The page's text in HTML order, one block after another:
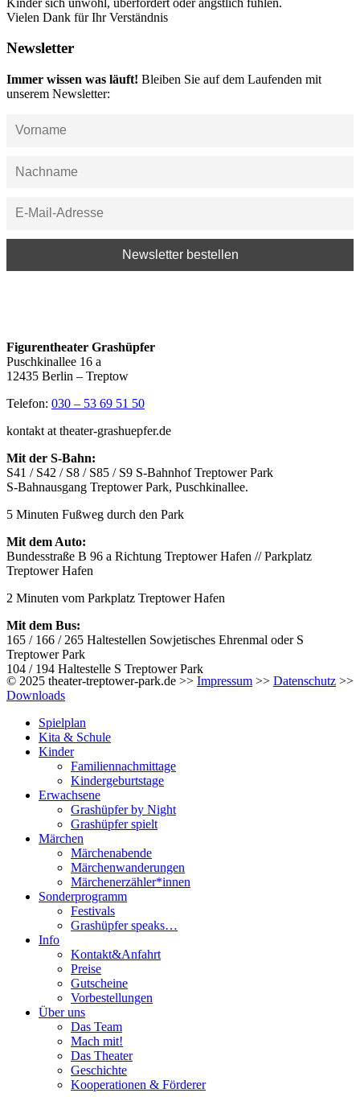
Vielen Dank für Ihr Verständnis
Newsletter
Immer wissen was läuft! Bleiben Sie auf dem Laufenden mit
unserem Newsletter:
Figurentheater Grashüpfer
Puschkinallee 16 a
12435 Berlin – Treptow
Telefon: 030 – 53 69 51 50
kontakt at theater-grashuepfer.de
Mit der S-Bahn:
S41 / S42 / S8 / S85 / S9 S-Bahnhof Treptower Park
S-Bahnausgang Treptower Park, Puschkinallee.
5 Minuten Fußweg durch den Park
Mit dem Auto:
Bundesstraße B 96 a Richtung Treptower Hafen // Parkplatz
Treptower Hafen
2 Minuten vom Parkplatz Treptower Hafen
Mit dem Bus:
165 / 166 / 265 Haltestellen Sowjetisches Ehrenmal oder S
Treptower Park
104 / 194 Haltestelle S Treptower Park
© 2025 theater-treptower-park.de >> Impressum >> Datenschutz >>
Downloads
Spielplan
Kita & Schule
Kinder
Familiennachmittage
Kindergeburtstage
Erwachsene
Grashüpfer by Night
Grashüpfer spielt
Märchen
Märchenabende
Märchenwanderungen
Märchenerzähler*innen
Sonderprogramm
Festivals
Grashüpfer speaks…
Info
Kontakt&Anfahrt
Preise
Gutscheine
Vorbestellungen
Über uns
Das Team
Mach mit!
Das Theater
Geschichte
Kooperationen & Förderer